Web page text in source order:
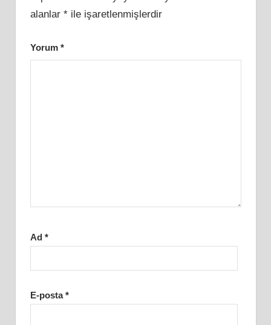
alanlar *ile işaretlenmişlerdir
Yorum *
Ad *
E-posta*